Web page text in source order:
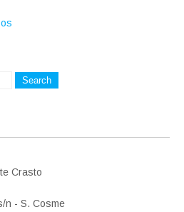
Crasto
n - S. Cosme